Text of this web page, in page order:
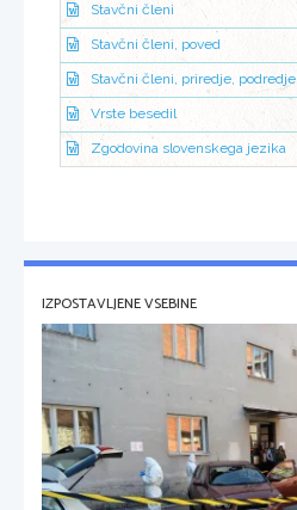
Stavčni členi
Stavčni členi, poved
Stavčni členi, priredje, podredje
Vrste besedil
Zgodovina slovenskega jezika
IZPOSTAVLJENE VSEBINE